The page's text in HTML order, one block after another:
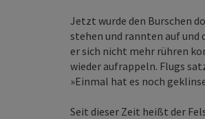
Jetzt wurde den Burschen
stehen und rannten auf und
er sich nicht mehr rühren
wieder aufrappeln. Flugs
»Einmal hat es noch
Seit dieser Zeit heißt der